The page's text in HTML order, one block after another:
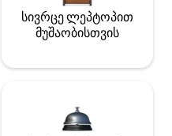
სივრცე ლეპტოპით
მუშაობისთვის